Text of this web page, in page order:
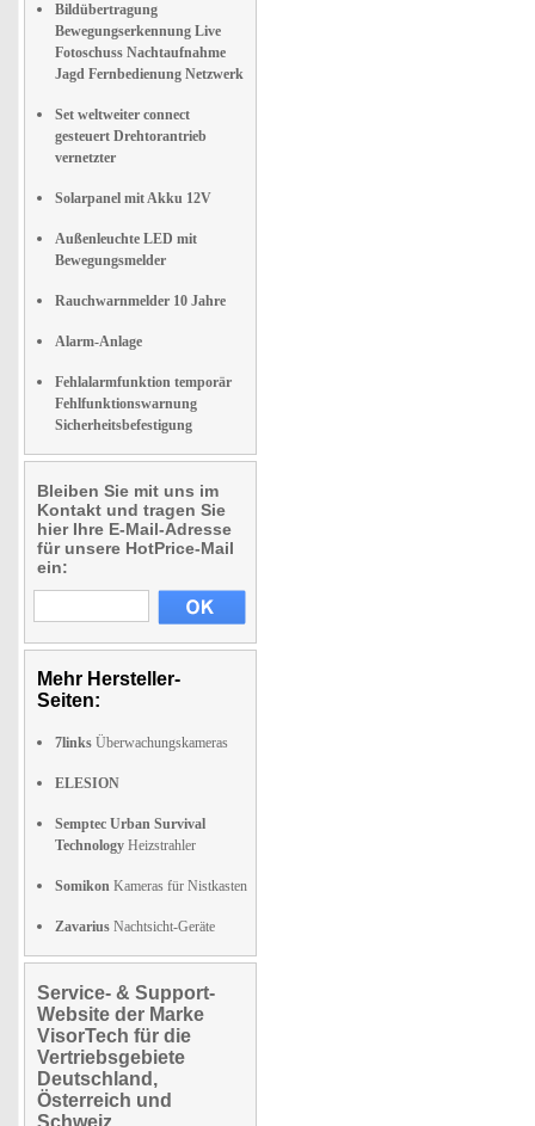
Bildübertragung
Bewegungserkennung Live
Fotoschuss Nachtaufnahme
Jagd Fernbedienung Netzwerk
Set weltweiter connect
gesteuert Drehtorantrieb
vernetzter
Solarpanel mit Akku 12V
Außenleuchte LED mit
Bewegungsmelder
Rauchwarnmelder 10 Jahre
Alarm-Anlage
Fehlalarmfunktion temporär
Fehlfunktionswarnung
Sicherheitsbefestigung
Bleiben Sie mit uns im
Kontakt und tragen Sie
hier Ihre E-Mail-Adresse
für unsere HotPrice-Mail
ein:
Mehr Hersteller-
Seiten:
7links Überwachungskameras
ELESION
Semptec Urban Survival
Technology Heizstrahler
Somikon Kameras für Nistkasten
Zavarius Nachtsicht-Geräte
Service- & Support-
Website der Marke
VisorTech für die
Vertriebsgebiete
Deutschland,
Österreich und
Schweiz